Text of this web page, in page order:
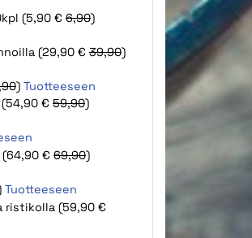
(5,90 € 6,90)
(29,90 € 39,90)
) Tuotteeseen
€ 59,90)
€ 69,90)
Tuotteeseen
ristikolla (59,90 €